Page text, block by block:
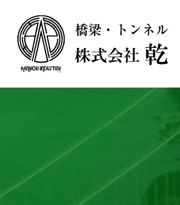
Skip
the
会社概要